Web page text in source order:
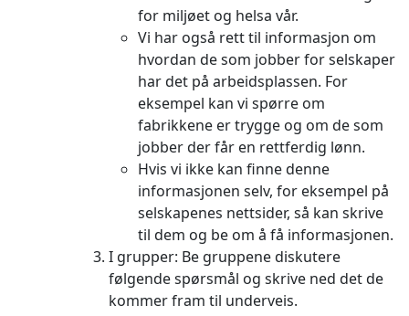
for miljøet og helsa vår.
Vi har også rett til informasjon om
hvordan de som jobber for selskaper
har det på arbeidsplassen. For
eksempel kan vi spørre om
fabrikkene er trygge og om de som
jobber der får en rettferdig lønn.
Hvis vi ikke kan finne denne
informasjonen selv, for eksempel på
selskapenes nettsider, så kan skrive
til dem og be om å få informasjonen.
I grupper: Be gruppene diskutere
følgende spørsmål og skrive ned det de
kommer fram til underveis.